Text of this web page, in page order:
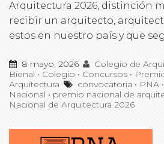
Arquitectura 2026, distinción
recibir un arquitecto,
estos en nuestro país y que
8 mayo, 2026
Colegio de
Bienal • Colegio • Concursos •
Arquitectura
convocatoria • PNA •
Nacional • premio nacional de
Nacional de Arquitectura 2026